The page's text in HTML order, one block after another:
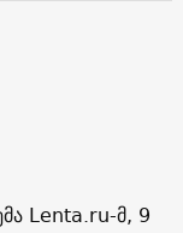
Lenta.ru-მ, 9